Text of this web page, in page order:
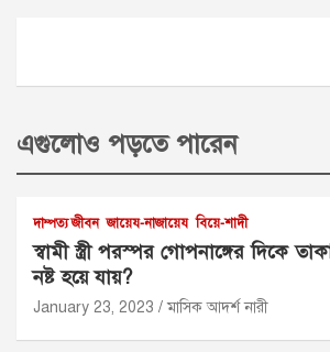
এগুলোও পড়তে পারেন
দাম্পত্য জীবন জায়েয-নাজায়েয বিয়ে-শাদী
স্বামী স্ত্রী পরস্পর গোপনাঙ্গের দিকে
নষ্ট হয়ে যায়?
January 23, 2023 মাসিক আদর্শ নারী